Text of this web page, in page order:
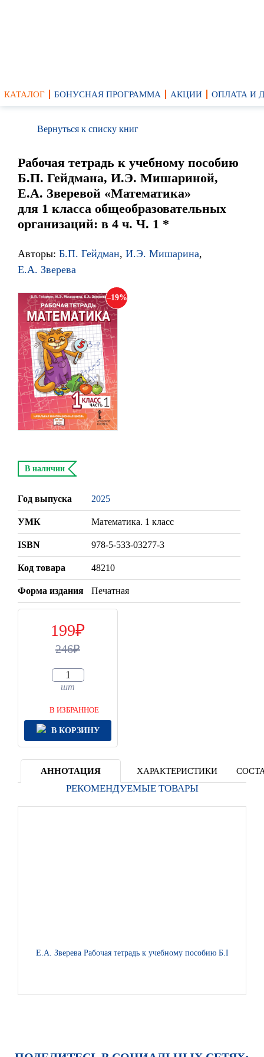
КАТАЛОГ БОНУСНАЯ ПРОГРАММА АКЦИИ ОПЛАТА И
Вернуться к списку книг
Рабочая тетрадь к учебному пособию
Б.П. Гейдмана, И.Э. Мишариной,
Е.А. Зверевой «Математика»
для 1 класса общеобразовательных
организаций: в 4 ч. Ч. 1 *
Авторы: Б.П. Гейдман, И.Э. Мишарина,
Е.А. Зверева
19
В наличии
Год выпуска 2025
УМК Математика. 1 класс
ISBN 978-5-533-03277-3
Код товара 48210
Форма издания Печатная
199
246
шт
В ИЗБРАННОЕ
В КОРЗИНУ
АННОТАЦИЯ ХАРАКТЕРИСТИКИ
РЕКОМЕНДУЕМЫЕ ТОВАРЫ
Е.А. Зверева Рабочая тетрадь к учебному пособию Б.П.